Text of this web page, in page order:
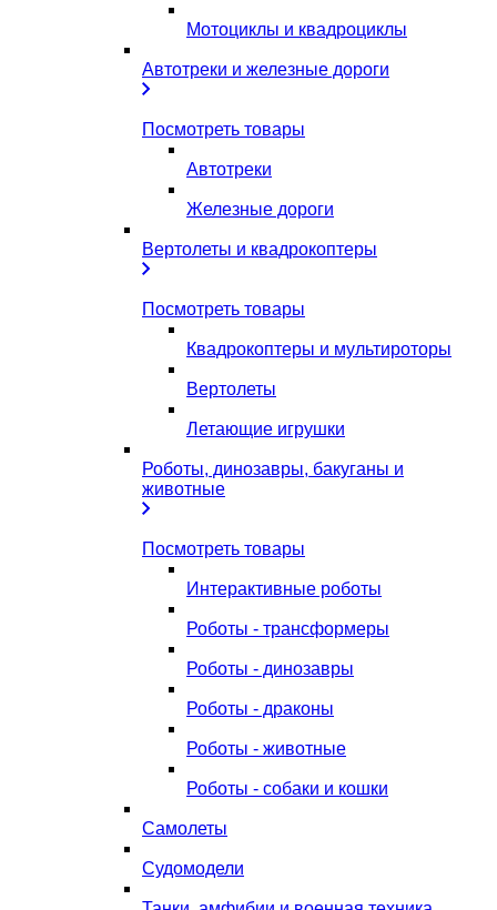
Мотоциклы и квадроциклы
Автотреки и железные дороги
Посмотреть товары
Автотреки
Железные дороги
Вертолеты и квадрокоптеры
Посмотреть товары
Квадрокоптеры и мультироторы
Вертолеты
Летающие игрушки
Роботы, динозавры, бакуганы и
животные
Посмотреть товары
Интерактивные роботы
Роботы - трансформеры
Роботы - динозавры
Роботы - драконы
Роботы - животные
Роботы - собаки и кошки
Самолеты
Судомодели